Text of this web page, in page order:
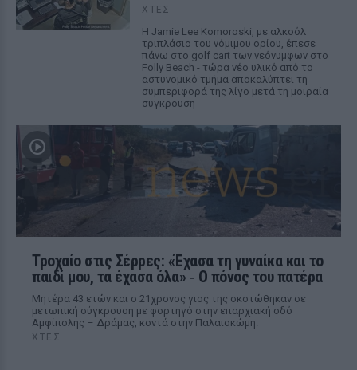
ΧΤΕΣ
Η Jamie Lee Komoroski, με αλκοόλ
τριπλάσιο του νόμιμου ορίου, έπεσε
πάνω στο golf cart των νεόνυμφων στο
Folly Beach - τώρα νέο υλικό από το
αστυνομικό τμήμα αποκαλύπτει τη
συμπεριφορά της λίγο μετά τη μοιραία
σύγκρουση
Τροχαίο στις Σέρρες: «Έχασα τη γυναίκα και το
παιδί μου, τα έχασα όλα» ‑ Ο πόνος του πατέρα
Μητέρα 43 ετών και ο 21χρονος γιος της σκοτώθηκαν σε
μετωπική σύγκρουση με φορτηγό στην επαρχιακή οδό
Αμφίπολης – Δράμας, κοντά στην Παλαιοκώμη.
ΧΤΕΣ